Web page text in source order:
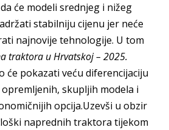
će modeli srednjeg i nižeg
stabilniju cijenu jer neće
najnovije tehnologije. U tom
traktora u Hrvatskoj – 2025.
će pokazati veću diferencijaciju
skupljih modela i
opcija.Uzevši u obzir
naprednih traktora tijekom